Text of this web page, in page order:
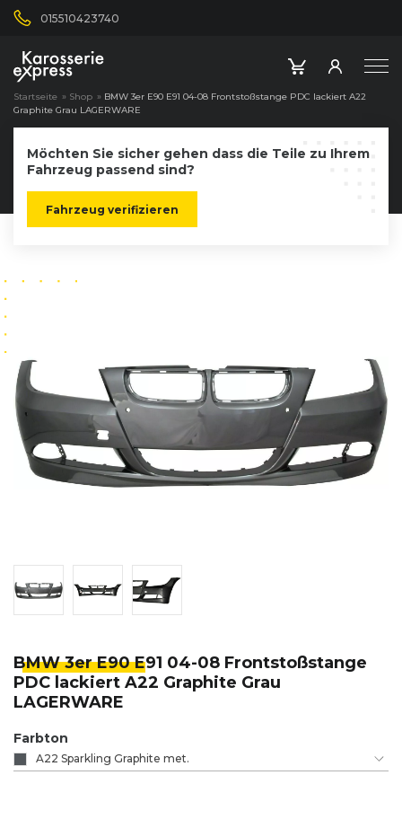
015510423740
Startseite » Shop » BMW 3er E90 E91 04-08 Frontstoßstange PDC lackiert A22
Graphite Grau LAGERWARE
Möchten Sie sicher gehen dass die Teile zu Ihrem
Fahrzeug passend sind?
Fahrzeug verifizieren
BMW 3er E90 E91 04-08 Frontstoßstange
PDC lackiert A22 Graphite Grau
LAGERWARE
Farbton
A22 Sparkling Graphite met.